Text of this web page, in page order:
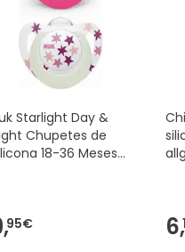
nos. Além disso, se
o produto seguindo os
Starlight Day &
Chupetes de
18-36 Meses
95€ 6,